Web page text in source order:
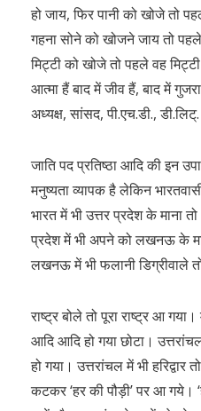
हो जाय, फिर पानी को खोजे तो
गहना सोने को खोजने जाय तो
मिट्टी को खोजे तो पहले वह
आत्मा हैं बाद में जीव हैं, बाद में
अध्यक्ष, सांसद, पी.एच.डी.,
जाति पद प्रतिष्ठा आदि की इन
मनुष्यता व्यापक है लेकिन
भारत में भी उत्तर प्रदेश के माना
प्रदेश में भी अपने को लखनऊ के
लखनऊ में भी फलानी डिग्रीवाले
राष्ट्र बोले तो पूरा राष्ट्र आ
आदि आदि हो गया छोटा।
हो गया। उत्तरांचल में भी हरिद्वार
कटकर ‘हर की पौड़ी’ पर आ गये।